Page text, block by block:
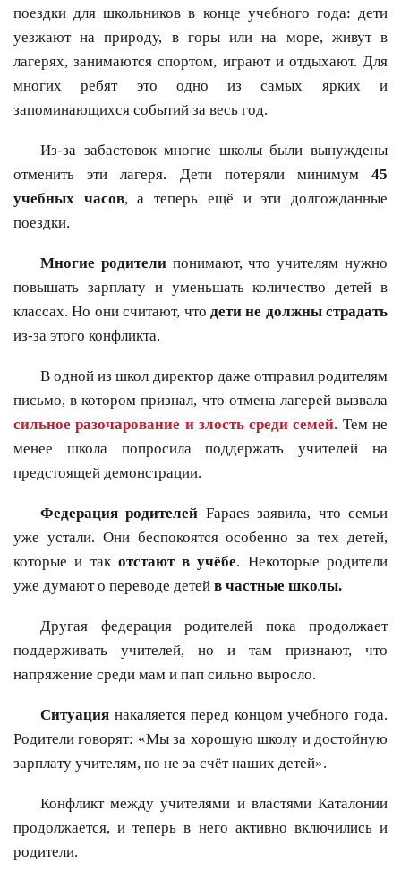
поездки для школьников в конце учебного года: дети
уезжают на природу, в горы или на море, живут в
лагерях, занимаются спортом, играют и отдыхают. Для
многих ребят это одно из самых ярких и
запоминающихся событий за весь год.
Из-за забастовок многие школы были вынуждены
отменить эти лагеря. Дети потеряли минимум 45
учебных часов, а теперь ещё и эти долгожданные
поездки.
Многие родителипонимают, что учителям нужно
повышать зарплату и уменьшать количество детей в
классах. Но они считают, что дети не должны страдать
из-за этого конфликта.
В одной из школ директор даже отправил родителям
письмо, в котором признал, что отмена лагерей вызвала
сильное разочарование и злость среди семей. Тем не
менее школа попросила поддержать учителей на
предстоящей демонстрации.
Федерация родителей Fapaes заявила, что семьи
уже устали. Они беспокоятся особенно за тех детей,
которые и так отстают в учёбе. Некоторые родители
уже думают о переводе детей в частные школы.
Другая федерация родителей пока продолжает
поддерживать учителей, но и там признают, что
напряжение среди мам и пап сильно выросло.
Ситуация накаляется перед концом учебного года.
Родители говорят: «Мы за хорошую школу и достойную
зарплату учителям, но не за счёт наших детей».
Конфликт между учителями и властями Каталонии
продолжается, и теперь в него активно включились и
родители.